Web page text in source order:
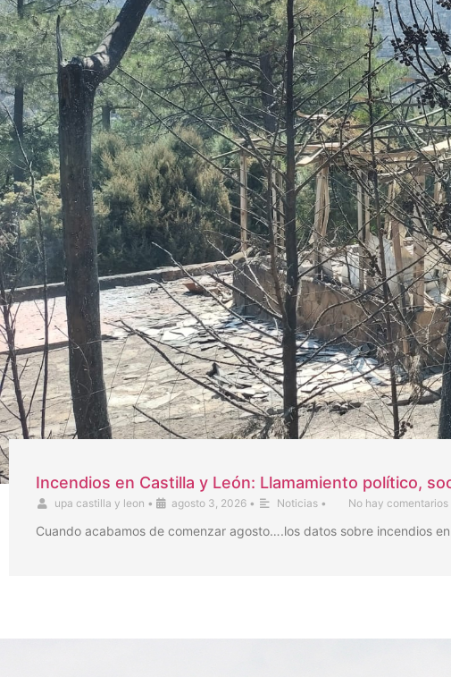
Incendios en Castilla y León: Llamamiento político,
upa castilla y leon • agosto 3, 2026 • Noticias • No hay comentarios
Cuando acabamos de comenzar agosto….los datos sobre incendios